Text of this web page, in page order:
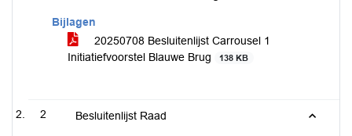
Bijlagen
20250708 Besluitenlijst Carrousel 1
Initiatiefvoorstel Blauwe Brug
138 KB
2 Besluitenlijst Raad